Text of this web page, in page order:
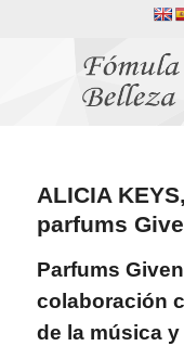
ALICIA
parfums
Parfums
colaboración
de la música y